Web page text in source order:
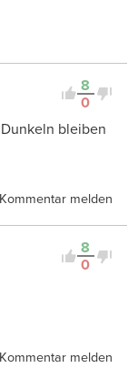
8
0
bleiben
Kommentar melden
8
0
Kommentar melden